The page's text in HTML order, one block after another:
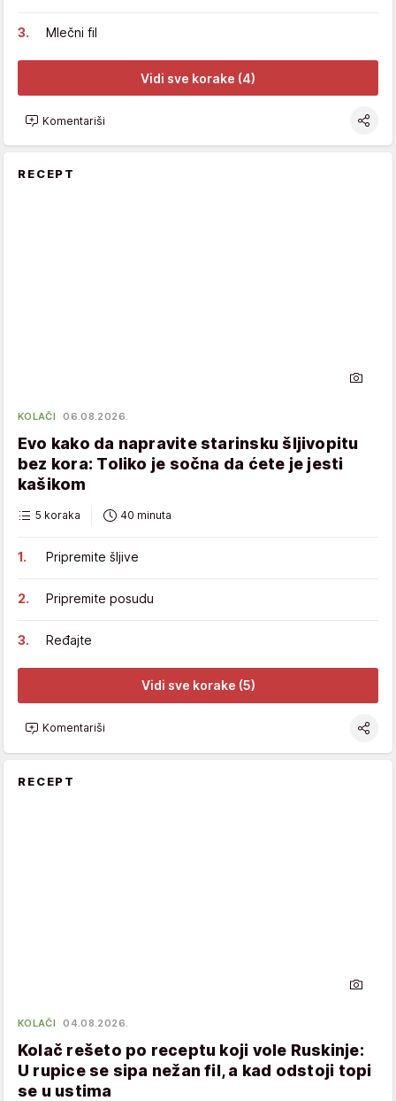
Mlečni fil
Vidi sve korake (4)
Komentariši
RECEPT
KOLAČI 06.08.2026.
Evo kako da napravite starinsku šljivopitu
bez kora: Toliko je sočna da ćete je jesti
kašikom
5 koraka 40 minuta
Pripremite šljive
Pripremite posudu
Ređajte
Vidi sve korake (5)
Komentariši
RECEPT
KOLAČI 04.08.2026.
Kolač rešeto po receptu koji vole Ruskinje:
U rupice se sipa nežan fil, a kad odstoji topi
se u ustima